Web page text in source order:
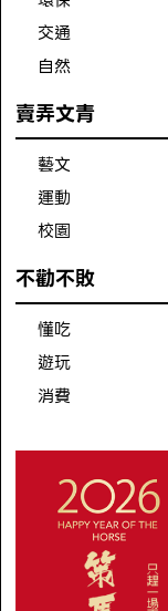
交通
自然
賣弄文青
藝文
運動
校園
不勸不敗
懂吃
遊玩
消費